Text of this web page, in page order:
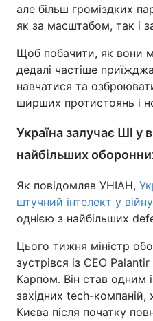
але більш громіздких
як за масштабом, так і
Щоб побачити, як вони
дедалі частіше
навчатися та
ширших протистоянь і
Україна залучає ШІ у
найбільших
Як повідомляв УНІАН,
штучний інтелект у війну
однією з найбільших
Цього тижня міністр
зустрівся із CEO
Карпом. Він став одним
західних tech-
Києва після початку